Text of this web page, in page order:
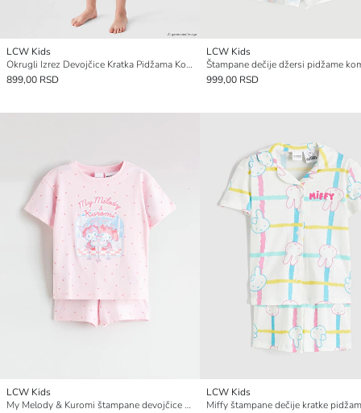
LCW Kids
Okrugli Izrez Devojčice Kratka Pidžama Komplet
899,00 RSD
LCW Kids
999,00 RSD
LCW Kids
My Melody & Kuromi štampane devojčice kratka pidžama komplet
LCW Kids